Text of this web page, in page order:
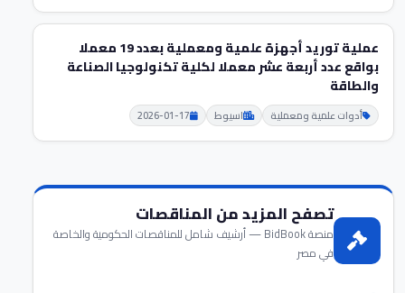
عملية توريد أجهزة علمية ومعملية بعدد 19 معملا
بواقع عدد أربعة عشر معملا لكلية تكنولوجيا الصناعة
والطاقة
أدوات علمية ومعملية اسيوط 2026-01-17
تصفح المزيد من المناقصات
منصة BidBook — أرشيف شامل للمناقصات الحكومية والخاصة
في مصر